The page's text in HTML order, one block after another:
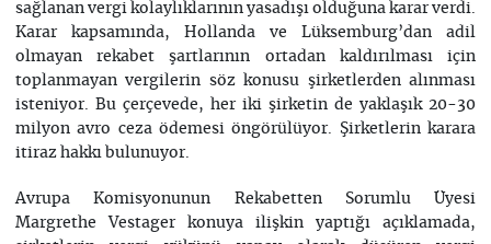
sağlanan vergi kolaylıklarının yasadışı olduğuna karar verdi.
Karar kapsamında, Hollanda ve Lüksemburg’dan adil
olmayan rekabet şartlarının ortadan kaldırılması için
toplanmayan vergilerin söz konusu şirketlerden alınması
isteniyor. Bu çerçevede, her iki şirketin de yaklaşık 20-30
milyon avro ceza ödemesi öngörülüyor. Şirketlerin karara
itiraz hakkı bulunuyor.
Avrupa Komisyonunun Rekabetten Sorumlu Üyesi
Margrethe Vestager konuya ilişkin yaptığı açıklamada,